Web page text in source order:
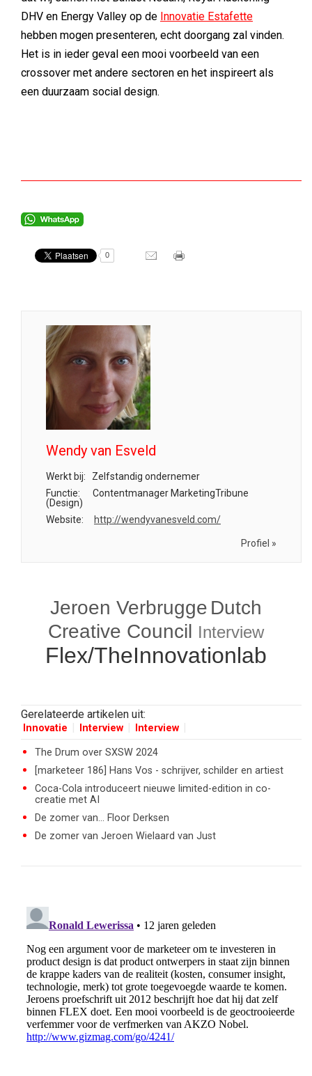
DHV en Energy Valley op de Innovatie Estafette
hebben mogen presenteren, echt doorgang zal vinden.
Het is in ieder geval een mooi voorbeeld van een
crossover met andere sectoren en het inspireert als
een duurzaam social design.
0
Wendy van Esveld
Werkt bij:
Zelfstandig ondernemer
Functie:
Contentmanager MarketingTribune
(Design)
Website:
http://wendyvanesveld.com/
Profiel »
Jeroen Verbrugge Dutch
Creative Council Interview
Flex/TheInnovationlab
Gerelateerde artikelen uit:
Innovatie Interview Interview
The Drum over SXSW 2024
[marketeer 186] Hans Vos - schrijver, schilder en artiest
Coca-Cola introduceert nieuwe limited-edition in co-
creatie met AI
De zomer van... Floor Derksen
De zomer van Jeroen Wielaard van Just